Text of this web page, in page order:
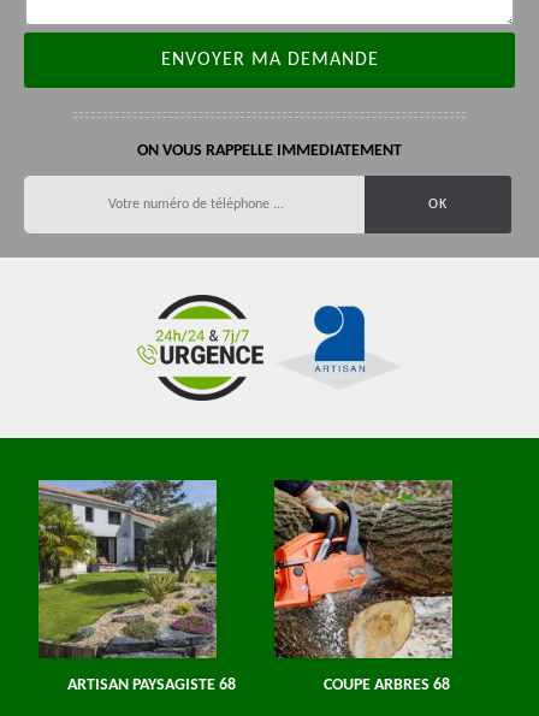
ON VOUS RAPPELLE IMMEDIATEMENT
ARTISAN PAYSAGISTE 68 COUPE ARBRES 68